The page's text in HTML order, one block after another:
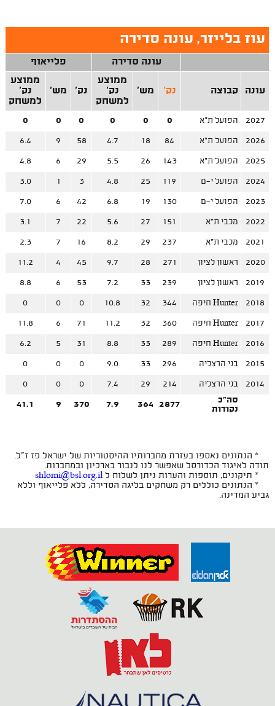
עוז בלייזר, עונה סדירה
עונה סדירה פלייאוף
עונה קבוצה נק' מש'
ממוצע
נק'
למשחק
נק' מש'
ממוצע
נק'
למשחק
2027 הפועל ת"א 0
0
0
0
0
0
2026 הפועל ת"א 84
18
4.7
58
9
6.4
2025 הפועל ת"א 143
26
5.5
29
6
4.8
2024 הפועל י-ם 119
25
4.8
3
1
3.0
2023 הפועל י-ם 130
19
6.8
42
6
7.0
2022 מכבי ת"א 151
27
5.6
22
7
3.1
2021 מכבי ת"א 237
29
8.2
16
7
2.3
2020 ראשון לציון 271
28
9.7
45
4
11.2
2019 ראשון לציון 239
33
7.2
53
6
8.8
2018 Hunter חיפה 344
32
10.8
0
0
0
2017 Hunter חיפה 360
32
11.2
71
6
11.8
2016 Hunter חיפה 289
33
8.8
31
5
6.2
2015 בני הרצליה 296
33
9.0
0
0
0
2014 בני הרצליה 214
29
7.4
0
0
0
סה"כ
נקודות
2877
364
7.9
370
9
41.1
* הנתונים נאספו בעזרת מחברותיו ההיסטוריות של ישראל פז ז"ל.
תודה לאיגוד הכדורסל שאפשר לנו לנבור בארכיון ובמחברות.
* תיקונים, תוספות והערות ניתן לשלוח ל shlomi@bsl.org.il
* הנתונים כוללים רק משחקים בליגה הסדירה, ללא פלייאוף וללא
גביע המדינה.